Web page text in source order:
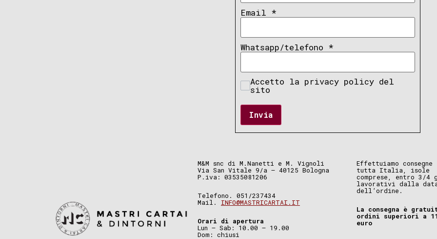
Email *
Whatsapp/telefono *
Accetto la privacy policy del
sito
Invia
M&M snc di M.Nanetti e M. Vignoli
Via San Vitale 9/a – 40125 Bologna
P.iva: 03535081206
Telefono. 051/237434
Mail. INFO@MASTRICARTAI.IT
Orari di apertura
Lun – Sab: 10.00 – 19.00
Dom: chiusi
Effettuiamo consegne
tutta Italia, isole
comprese, entro 3/4
lavorativi dalla
dell’ordine.
La consegna è
ordini superiori a
euro